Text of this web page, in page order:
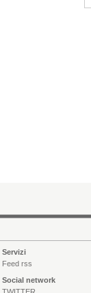
Servizi
Feed rss
Social network